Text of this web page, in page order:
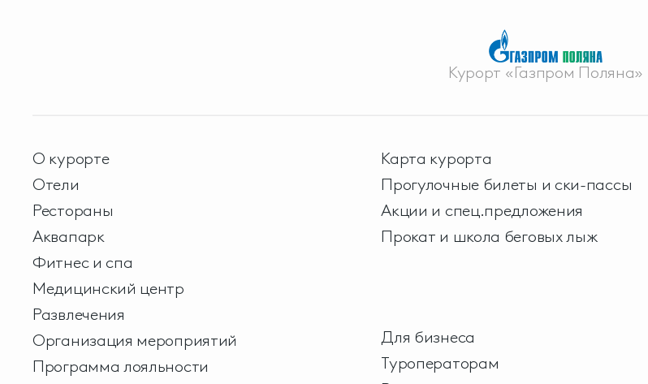
Курорт «Газпром Поляна»
О курорте
Отели
Рестораны
Аквапарк
Фитнес и спа
Медицинский центр
Развлечения
Организация мероприятий
Программа лояльности
Карта курорта
Прогулочные билеты и ски-пассы
Акции и спец.предложения
Прокат и школа беговых лыж
Для бизнеса
Туроператорам